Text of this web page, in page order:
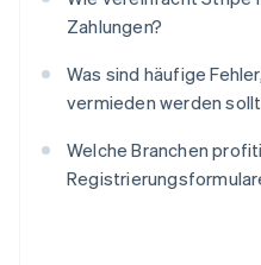
Zahlungen?
Was sind häufige
vermieden werden
Welche Branchen